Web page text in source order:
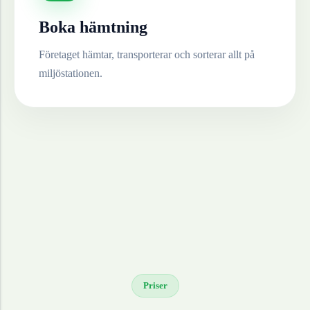
Boka hämtning
Företaget hämtar, transporterar och sorterar allt på
miljöstationen.
Priser